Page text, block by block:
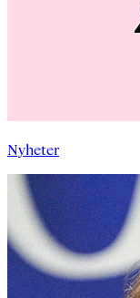
Nyheter